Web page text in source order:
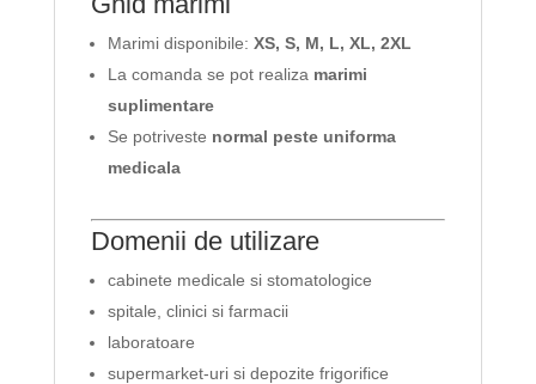
Marimi disponibile: XS, S, M, L, XL, 2XL
La comanda se pot realiza marimi
suplimentare
Se potriveste normal peste uniforma
medicala
Domenii de utilizare
cabinete medicale si stomatologice
spitale, clinici si farmacii
laboratoare
supermarket-uri si depozite frigorifice